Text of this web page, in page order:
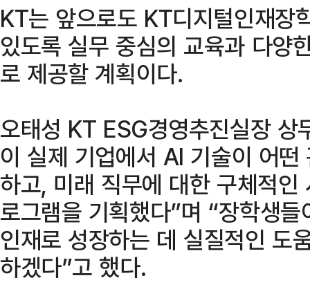
KT는 앞으로도 KT디지털인재장
있도록 실무 중심의 교육과 다양
로 제공할 계획이다.
오태성 KT ESG경영추진실장 상
이 실제 기업에서 AI 기술이 어
하고, 미래 직무에 대한 구체적
로그램을 기획했다”며 “장학생
인재로 성장하는 데 실질적인 도
하겠다”고 했다.